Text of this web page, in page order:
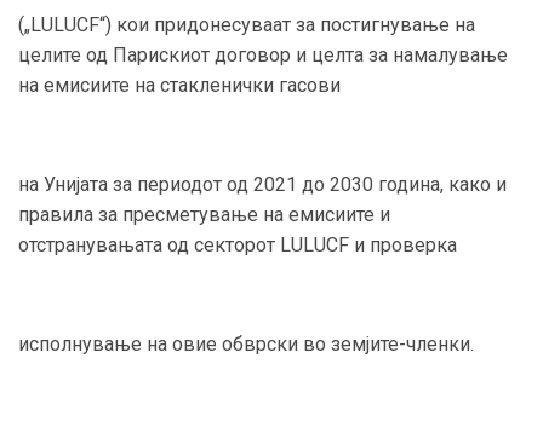
(„LULUCF“) кои придонесуваат за постигнување на
целите од Парискиот договор и целта за намалување
на емисиите на стакленички гасови
на Унијата за периодот од 2021 до 2030 година, како и
правила за пресметување на емисиите и
отстранувањата од секторот LULUCF и проверка
исполнување на овие обврски во земјите-членки.